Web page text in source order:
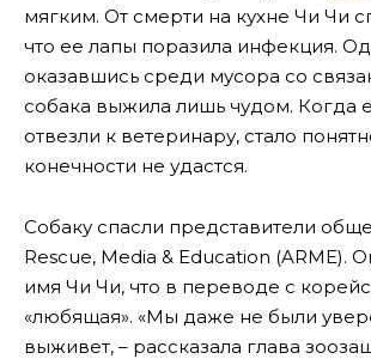
мягким. От смерти на кухне Чи Чи
что ее лапы поразила инфекция.
оказавшись среди мусора со
собака выжила лишь чудом. Когда
отвезли к ветеринару, стало
конечности не удастся.
Собаку спасли представители
Rescue, Media & Education (ARME).
имя Чи Чи, что в переводе с
«любящая». «Мы даже не были
выживет, – рассказала глава